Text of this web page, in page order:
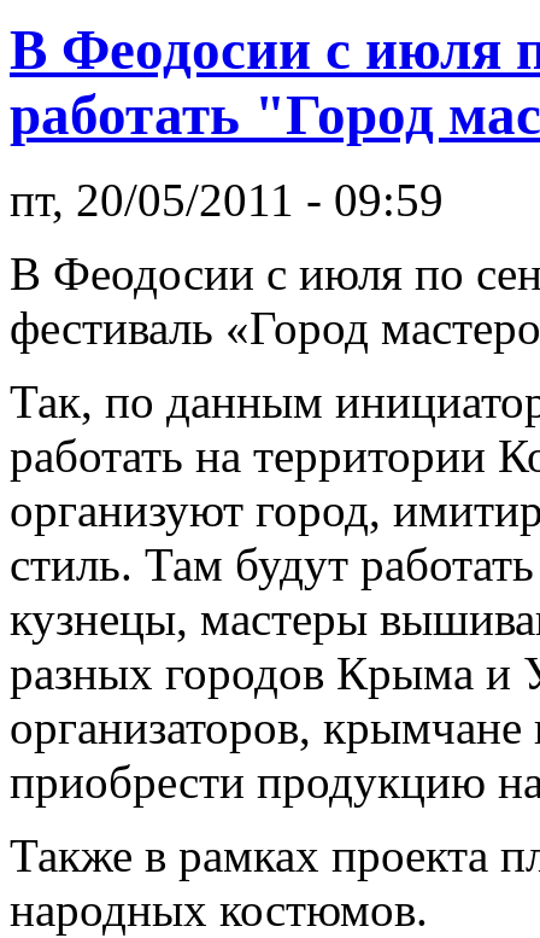
В Феодосии с июля
работать "Город
пт, 20/05/2011 - 09:59
В Феодосии с июля по
фестиваль «Город
Так, по данным
работать на территории
организуют город,
стиль. Там будут
кузнецы, мастеры
разных городов Крыма и
организаторов, крымчане
приобрести продукцию
Также в рамках проекта
народных костюмов.